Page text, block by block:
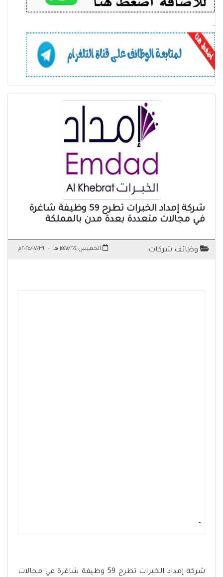
-
شركة إمداد الخبرات تطرح 59 وظيفة شاغرة
في مجالات متعددة بعدة مدن بالمملكة
وظائف شركات الخميس ١٤٤٧/٢/٤ هـ - ٢٠٢٥/٠٧/٣١م
-
شركة إمداد الخبرات تطرح 59 وظيفة شاغرة في مجالات